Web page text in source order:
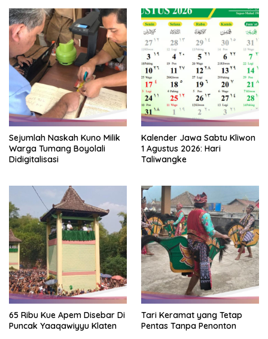
Sejumlah Naskah Kuno Milik
Warga Tumang Boyolali
Didigitalisasi
Kalender Jawa Sabtu Kliwon
1 Agustus 2026: Hari
Taliwangke
65 Ribu Kue Apem Disebar Di
Puncak Yaaqawiyyu Klaten
Tari Keramat yang Tetap
Pentas Tanpa Penonton